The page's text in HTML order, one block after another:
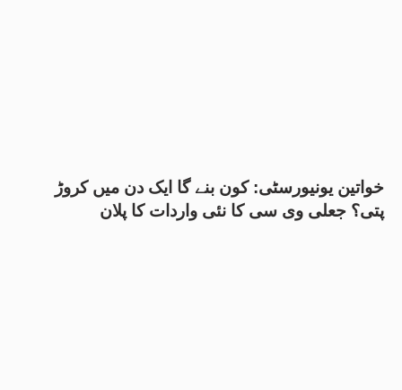
خواتین یونیورسٹی: کون بنے گا ایک دن میں کروڑ
پتی؟ جعلی وی سی کا نئی واردات کا پلان